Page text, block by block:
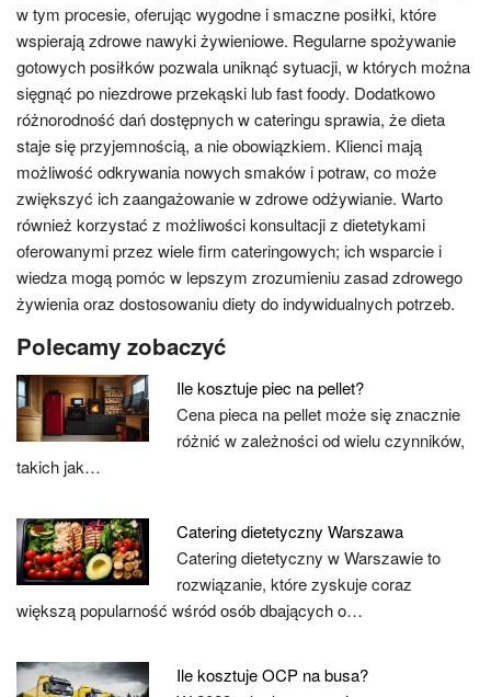
w tym procesie, oferując wygodne i smaczne posiłki, które
wspierają zdrowe nawyki żywieniowe. Regularne spożywanie
gotowych posiłków pozwala uniknąć sytuacji, w których można
sięgnąć po niezdrowe przekąski lub fast foody. Dodatkowo
różnorodność dań dostępnych w cateringu sprawia, że dieta
staje się przyjemnością, a nie obowiązkiem. Klienci mają
możliwość odkrywania nowych smaków i potraw, co może
zwiększyć ich zaangażowanie w zdrowe odżywianie. Warto
również korzystać z możliwości konsultacji z dietetykami
oferowanymi przez wiele firm cateringowych; ich wsparcie i
wiedza mogą pomóc w lepszym zrozumieniu zasad zdrowego
żywienia oraz dostosowaniu diety do indywidualnych potrzeb.
Polecamy zobaczyć
Ile kosztuje piec na pellet?
Cena pieca na pellet może się znacznie
różnić w zależności od wielu czynników,
takich jak…
Catering dietetyczny Warszawa
Catering dietetyczny w Warszawie to
rozwiązanie, które zyskuje coraz
większą popularność wśród osób dbających o…
Ile kosztuje OCP na busa?